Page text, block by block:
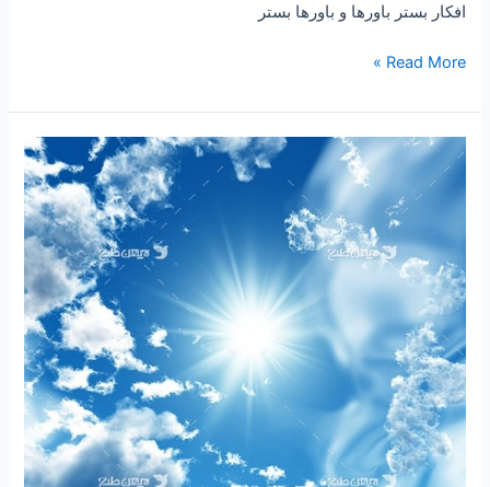
افکار بستر باورها و باورها بستر
Read More »
۱۶۰
ساعتی
۴۴
“راه
نجات”